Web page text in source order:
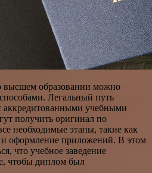
высшем образовании можно
Легальный путь
аккредитованными учебными
получить оригинал по
необходимые этапы, такие как
оформление приложений. В этом
что учебное заведение
чтобы диплом был